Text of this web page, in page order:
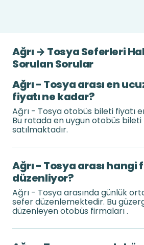
Ağrı → Tosya Seferleri
Sorulan Sorular
Ağrı - Tosya arası en
fiyatı ne kadar?
Ağrı - Tosya otobüs bileti fiyatı
Bu rotada en uygun otobüs
satılmaktadır.
Ağrı - Tosya arası
düzenliyor?
Ağrı - Tosya arasında günlük
sefer düzenlemektedir. Bu
düzenleyen otobüs firmaları .